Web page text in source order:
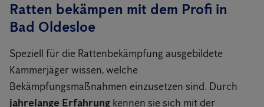
Ratten bekämpen mit dem Profi in
Bad Oldesloe
Speziell für die Rattenbekämpfung ausgebildete
Kammerjäger wissen, welche
Bekämpfungsmaßnahmen einzusetzen sind. Durch
jahrelange Erfahrung kennen sie sich mit der